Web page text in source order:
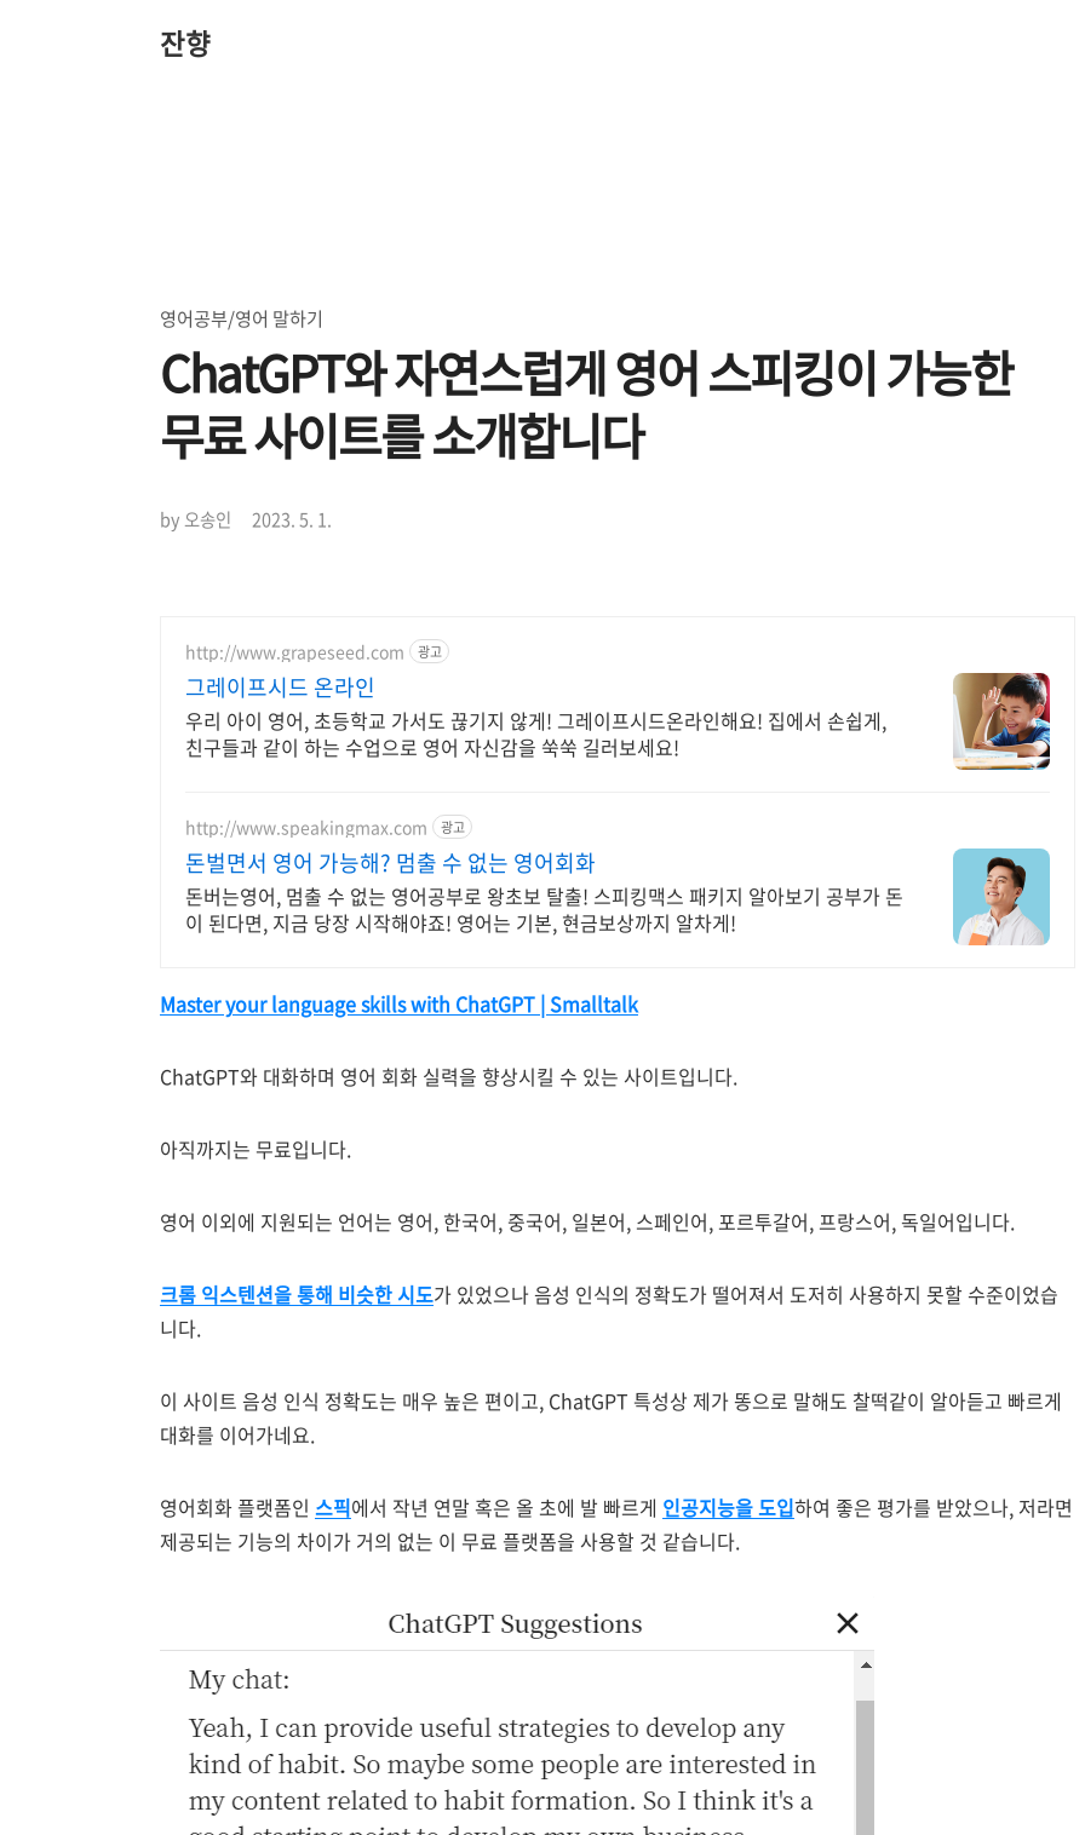
잔향
영어공부/영어 말하기
ChatGPT와 자연스럽게 영어 스피킹이 가능한
무료 사이트를 소개합니다
by 오송인 2023. 5. 1.
http://www.grapeseed.com 광고
그레이프시드 온라인
우리 아이 영어, 초등학교 가서도 끊기지 않게! 그레이프시드온라인해요! 집에서 손쉽게,
친구들과 같이 하는 수업으로 영어 자신감을 쑥쑥 길러보세요!
http://www.speakingmax.com 광고
돈벌면서 영어 가능해? 멈출 수 없는 영어회화
돈버는영어, 멈출 수 없는 영어공부로 왕초보 탈출! 스피킹맥스 패키지 알아보기 공부가 돈
이 된다면, 지금 당장 시작해야죠! 영어는 기본, 현금보상까지 알차게!
Master your language skills with ChatGPT | Smalltalk
ChatGPT와 대화하며 영어 회화 실력을 향상시킬 수 있는 사이트입니다.
아직까지는 무료입니다.
영어 이외에 지원되는 언어는 영어, 한국어, 중국어, 일본어, 스페인어, 포르투갈어, 프랑스어, 독일어입니다.
크롬 익스텐션을 통해 비슷한 시도가 있었으나 음성 인식의 정확도가 떨어져서 도저히 사용하지 못할 수준이었습
니다.
이 사이트 음성 인식 정확도는 매우 높은 편이고, ChatGPT 특성상 제가 똥으로 말해도 찰떡같이 알아듣고 빠르게
대화를 이어가네요.
영어회화 플랫폼인 스픽에서 작년 연말 혹은 올 초에 발 빠르게 인공지능을 도입하여 좋은 평가를 받았으나, 저라면
제공되는 기능의 차이가 거의 없는 이 무료 플랫폼을 사용할 것 같습니다.